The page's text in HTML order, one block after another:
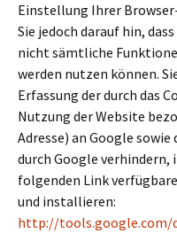
Einstellung Ihrer
Sie jedoch darauf hin,
nicht sämtliche
werden nutzen können.
Erfassung der durch das
Nutzung der Website
Adresse) an Google
durch Google verhindern,
folgenden Link
und installieren:
http://tools.google.com/